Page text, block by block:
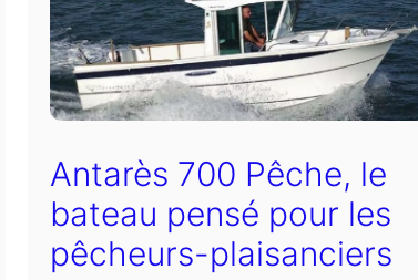
Antarès 700 Pêche, le
bateau pensé pour les
pêcheurs-plaisanciers